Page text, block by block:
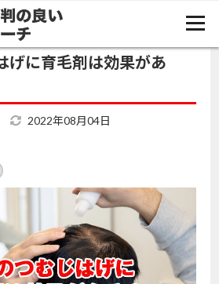
男性のつむじはげに育毛剤は効果がある？
げに育毛剤は効果があ
2022年08月04日